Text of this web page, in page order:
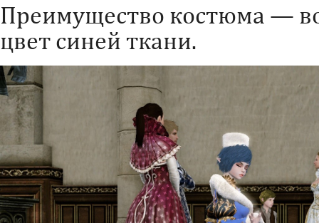
Преимущество костюма —
цвет синей ткани.